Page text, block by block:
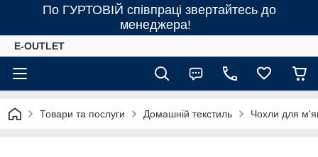
По ГУРТОВІЙ співпраці звертайтесь до
менеджера!
E-OUTLET
Товари та послуги Домашній текстиль Чохли для